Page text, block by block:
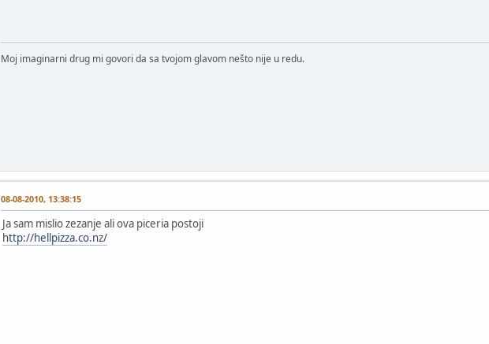
Moj imaginarni drug mi govori da sa tvojom glavom nešto nije u redu.
08-08-2010, 13:38:15
Ja sam mislio zezanje ali ova piceria postoji
http://hellpizza.co.nz/